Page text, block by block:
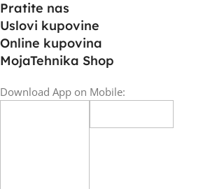
Pratite nas
Uslovi kupovine
Online kupovina
MojaTehnika Shop
Download App on Mobile: